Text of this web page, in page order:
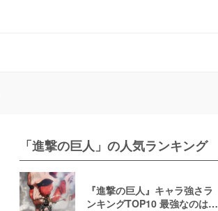
「進撃の巨人」の人気ランキング
『進撃の巨人』キャラ強さラ
ンキングTOP10 最強なのは人